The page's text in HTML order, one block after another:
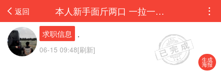
生成
海报
返回 本人新手面斤两口 一拉一帮厨 想在南方干 想要滴老板木联系年轻人17306866442...
求职信息 .
06-15 09:48[刷新]